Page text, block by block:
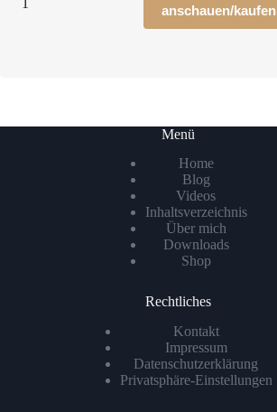
anschauen/kaufen
Menü
Home
Blog
Videos
Inhaltsverzeichnis
Über mich
Downloads
Shop
Rechtliches
Kontakt
Impressum
Datenschutzerklärung
Privatsphäre-Einstellungen